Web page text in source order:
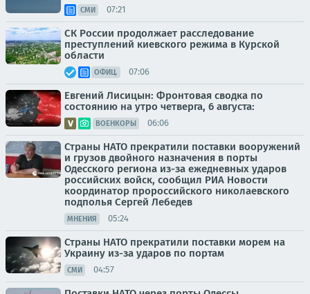
СМИ 07:21
СК России продолжает расследование
преступлений киевского режима в Курской
области
ОФИЦ. 07:06
Евгений Лисицын: Фронтовая сводка по
состоянию на утро четверга, 6 августа:
ВОЕНКОРЫ 06:06
Страны НАТО прекратили поставки вооружений
и грузов двойного назначения в порты
Одесского региона из-за ежедневных ударов
российских войск, сообщил РИА Новости
координатор пророссийского николаевского
подполья Сергей Лебедев
МНЕНИЯ 05:24
Страны НАТО прекратили поставки морем на
Украину из-за ударов по портам
СМИ 04:57